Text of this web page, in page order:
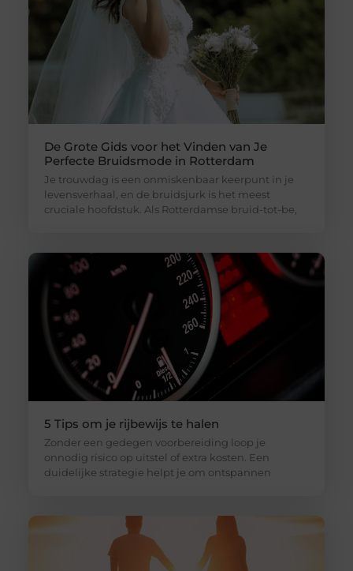
De Grote Gids voor het Vinden van Je
Perfecte Bruidsmode in Rotterdam
Je trouwdag is een onmiskenbaar keerpunt in je
levensverhaal, en de bruidsjurk is het meest
cruciale hoofdstuk. Als Rotterdamse bruid-tot-be,
5 Tips om je rijbewijs te halen
Zonder een gedegen voorbereiding loop je
onnodig risico op uitstel of extra kosten. Een
duidelijke strategie helpt je om ontspannen